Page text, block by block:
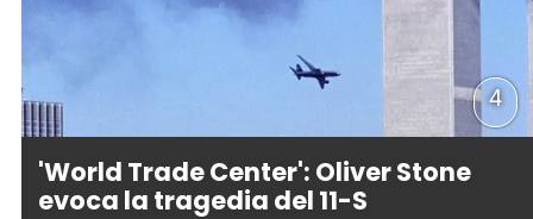
4
'World Trade Center': Oliver Stone
evoca la tragedia del 11-S